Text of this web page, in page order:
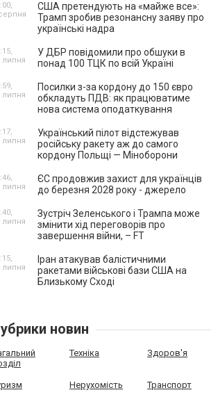
США претендують на «майже все»:
Трамп зробив резонансну заяву про
українські надра
У ДБР повідомили про обшуки в
понад 100 ТЦК по всій Україні
липня
Посилки з-за кордону до 150 євро
обкладуть ПДВ: як працюватиме
нова система оподаткування
липня
Український пілот відстежував
російську ракету аж до самого
кордону Польщі — Міноборони
липня
ЄС продовжив захист для українців
до березня 2028 року - джерело
липня
Зустріч Зеленського і Трампа може
змінити хід переговорів про
завершення війни, – FT
липня
Іран атакував балістичними
ракетами військові бази США на
Близькому Сході
липня
новин
Техніка Здоров'я
Нерухомість Транспорт